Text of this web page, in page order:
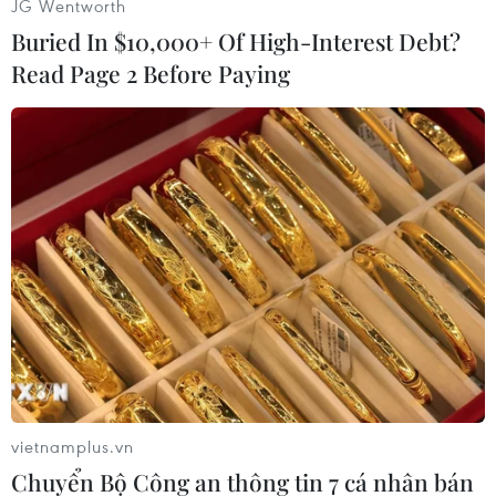
bình.
Trong khi đó, các khu vực cận Bắc cực ở Nga,
Alaska (Mỹ) và Tây Bắc Canada cũng ghi nhận
mức nhiệt cao hơn ít nhất 3 độ C so với trung
WMO cảnh báo các hậu quả khôn lường nếu
việc Trái Đất ấm lên không bị ngăn chặn như
tình trạng thiếu lương thực, di dân và xung
đột./.
(TTXVN/Vietnam+)
JG Wentworth
Buried In $10,000+ Of High-Interest Debt?
Read Page 2 Before Paying
vietnamplus.vn
Chuyển Bộ Công an thông tin 7 cá nhân bán